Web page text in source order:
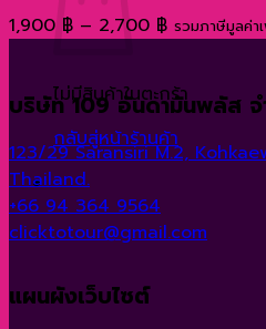
ไม่มีสินค้าในตะกร้า
กลับสู่หน้าร้านค้า
1,900 ฿ – 2,700 ฿Price
through
2,700 ฿
รวมภาษีมูลค่า
บริษัท 109 อันดามันพลัส จ
123/29 Saransiri M.2,
Thailand.
+66 94 364 9564
clicktotour@gmail.com
แผนผังเว็บไซต์